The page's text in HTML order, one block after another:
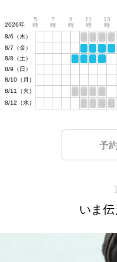
2026年
5
時
7
時
9
時
11
時
13
時
8/6（木）
8/7（金）
8/8（土）
8/9（日）
8/10（月）
8/11（火）
8/12（水）
予
いま